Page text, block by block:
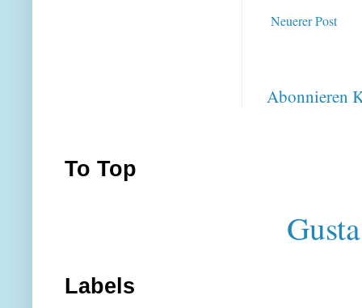
Neuerer Post
Abonnieren
To Top
Labels